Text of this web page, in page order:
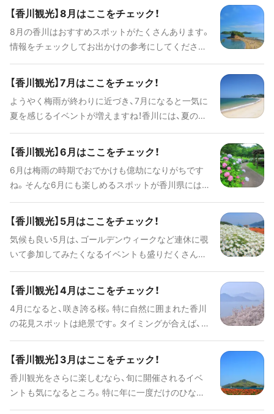
は、岡山では外せない観光スポットとして人気です。
そのほか、岡山城、後楽園、吉備津神社など全国的に
も有名で魅力的なスポットが点在しています。 ご当
地グルメも旅の醍醐味。特産のフルーツ、ひるぜん焼
きそばなど、美味しいものもたくさん。魅力あふれる
岡山県をご紹介します。
【香川観光】8月はここをチェック！
8月の香川はおすすめスポットがたくさんあります。
情報をチェックしてお出かけの参考にしてください
【香川観光】7月はここをチェック！
ようやく梅雨が終わりに近づき、7月になると一気に
夏を感じるイベントが増えますね！香川には、夏の風
沢山あります。ぜひ、チェックして夏休みの計画にも
役立ててみてください。
【香川観光】6月はここをチェック！
6月は梅雨の時期でおでかけも億劫になりがちです
ね。そんな6月にも楽しめるスポットが香川県にはた
こそ楽しめるおすすめスポットをご紹介します。
【香川観光】5月はここをチェック！
気候も良い5月は、ゴールデンウィークなど連休に覗
いて参加してみたくなるイベントも盛りだくさん。
て、ぜひプランの参考にしてみてください。
【香川観光】4月はここをチェック！
4月になると、咲き誇る桜。特に自然に囲まれた香川
の花見スポットは絶景です。タイミングが合えば、さ
の参考にしてみてください。
【香川観光】3月はここをチェック！
香川観光をさらに楽しむなら、旬に開催されるイベ
ントも気になるところ。特に年に一度だけのひなま